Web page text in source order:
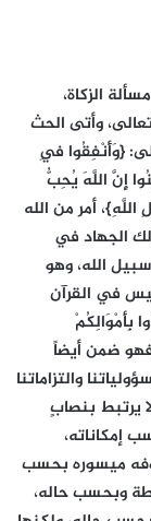
الزكاة،
وأتى الحث
{وَأَنْفِقُوا فِي
إِنَّ اللَّهَ يُحِبُّ
فِي سَبِيلِ اللَّهِ}، أمر من الله
الجهاد في
الله، وهو
في القرآن
بِأَمْوَالِكُمْ
اللَّهِ}[التوبة: من الآية41]؟ فهو ضمن أيضاً
والتزاماتنا
يرتبط بنصابٍ
إمكاناته،
ميسوره بحسب
وبحسب حاله،